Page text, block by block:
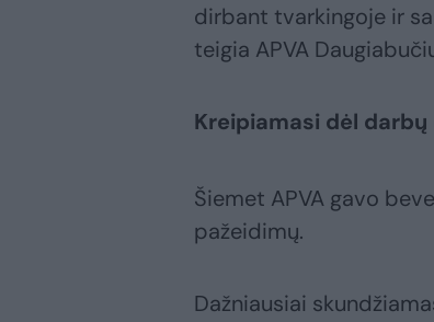
dirbant tvarkingoje ir
teigia APVA
Kreipiamasi dėl
Šiemet APVA gavo
pažeidimų.
Dažniausiai